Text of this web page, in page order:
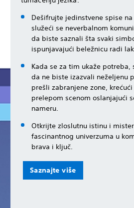
Dešifrujte jedinstvene spise na
služeći se neverbalnom
da biste saznali šta svaki
ispunjavajući beležnicu radi
Kada se za tim ukaže potreba,
da ne biste izazvali neželjenu
prešli zabranjene zone, krećući
prelepom scenom oslanjajući
nameru.
Otkrijte zloslutnu istinu i
fascinantnog univerzuma u
brava i ključ.
Saznajte više